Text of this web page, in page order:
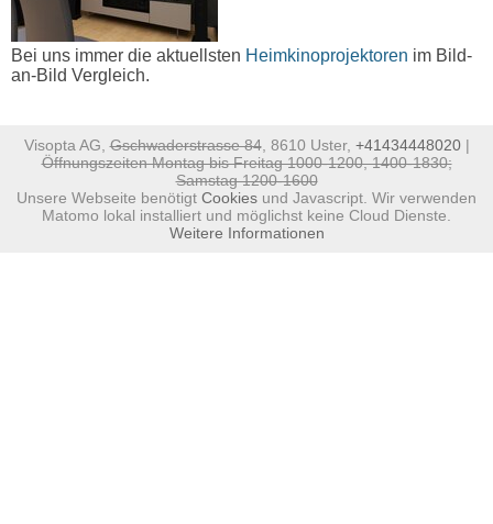
Bei uns immer die aktuellsten Heimkinoprojektoren im Bild-
an-Bild Vergleich.
Visopta AG,Gschwaderstrasse 84, 8610 Uster, +41434448020|
Öffnungszeiten Montag bis Freitag 1000-1200, 1400-1830;
Samstag 1200-1600
Unsere Webseite benötigt Cookies und Javascript. Wir verwenden
Matomo lokal installiert und möglichst keine Cloud Dienste.
Weitere Informationen